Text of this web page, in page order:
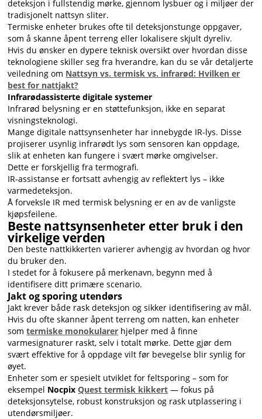
deteksjon i fullstendig mørke, gjennom lysbuer og i miljøer der
tradisjonelt nattsyn sliter.
Termiske enheter brukes ofte til deteksjonstunge oppgaver,
som å skanne åpent terreng eller lokalisere skjult dyreliv.
Hvis du ønsker en dypere teknisk oversikt over hvordan disse
teknologiene skiller seg fra hverandre, kan du se vår detaljerte
veiledning om Nattsyn vs. termisk vs. infrarød: Hvilken er
best for nattjakt?
Infrarødassisterte digitale systemer
Infrarød belysning er en støttefunksjon, ikke en separat
visningsteknologi.
Mange digitale nattsynsenheter har innebygde IR-lys. Disse
projiserer usynlig infrarødt lys som sensoren kan oppdage,
slik at enheten kan fungere i svært mørke omgivelser.
Dette er forskjellig fra termografi.
IR-assistanse er fortsatt avhengig av reflektert lys – ikke
varmedeteksjon.
Å forveksle IR med termisk belysning er en av de vanligste
kjøpsfeilene.
Beste nattsynsenheter etter bruk i den
virkelige verden
Den beste nattkikkerten varierer avhengig av hvordan og hvor
du bruker den.
I stedet for å fokusere på merkenavn, begynn med å
identifisere ditt primære scenario.
Jakt og sporing utendørs
Jakt krever både rask deteksjon og sikker identifisering av mål.
Hvis du ofte skanner åpent terreng om natten, kan enheter
somtermiske monokularer hjelper med å finne
varmesignaturer raskt, selv i totalt mørke. Dette gjør dem
svært effektive for å oppdage vilt før bevegelse blir synlig for
øyet.
Enheter som er spesielt utviklet for feltsporing – som for
eksempel NocpixQuest termisk kikkert — fokus på
deteksjonsytelse, robust konstruksjon og rask utplassering i
utendørsmiljøer.